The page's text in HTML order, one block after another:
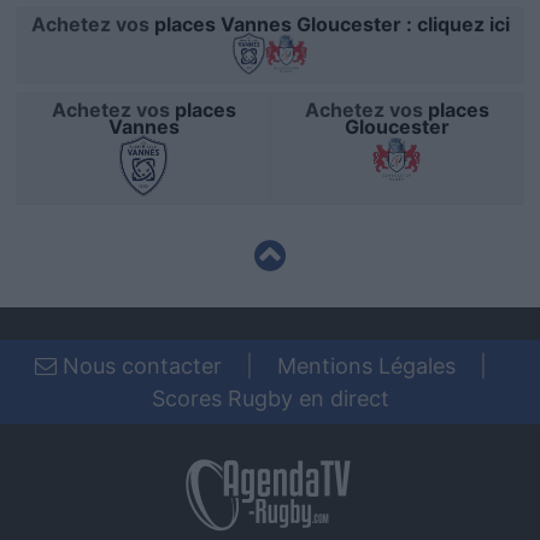
user protection.
Achetez vos places Vannes Gloucester : cliquez ici
Achetez vos places
Vannes
Achetez vos places
Gloucester
Nous contacter Mentions Légales
Scores Rugby en direct